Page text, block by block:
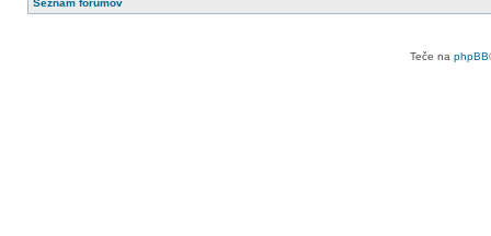
Seznam forumov
Teče na phpBB